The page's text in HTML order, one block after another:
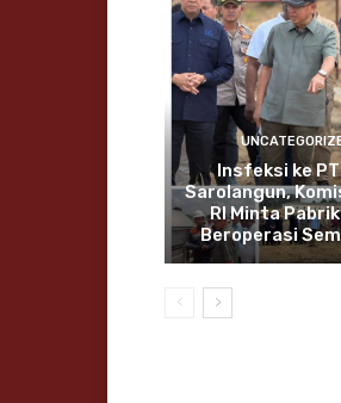
Insfeksi ke PT
Sarolangun,
RI Minta
Beroperasi